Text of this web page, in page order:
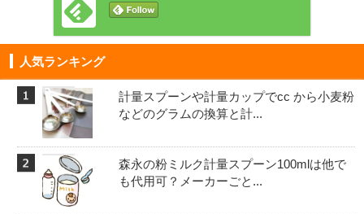
人気ランキング
計量スプーンや計量カップでcc から小麦粉
などのグラムの換算と計...
森永の粉ミルク計量スプーン100mlは他で
も代用可？メーカーごと...